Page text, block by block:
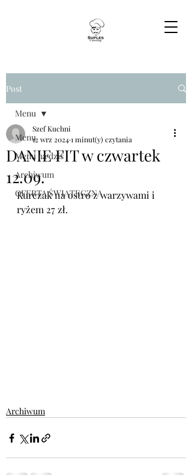
Post
Menu
Menu na dziś
Archiwum
OFERTA ŚWIĄTECZNA
Menu
DANIE FIT w czwartek
12.09.
Szef Kuchni
12 wrz 20241 minut(y) czytania
Kurczak na ostro z warzywami i
ryżem 27 zł.
Archiwum